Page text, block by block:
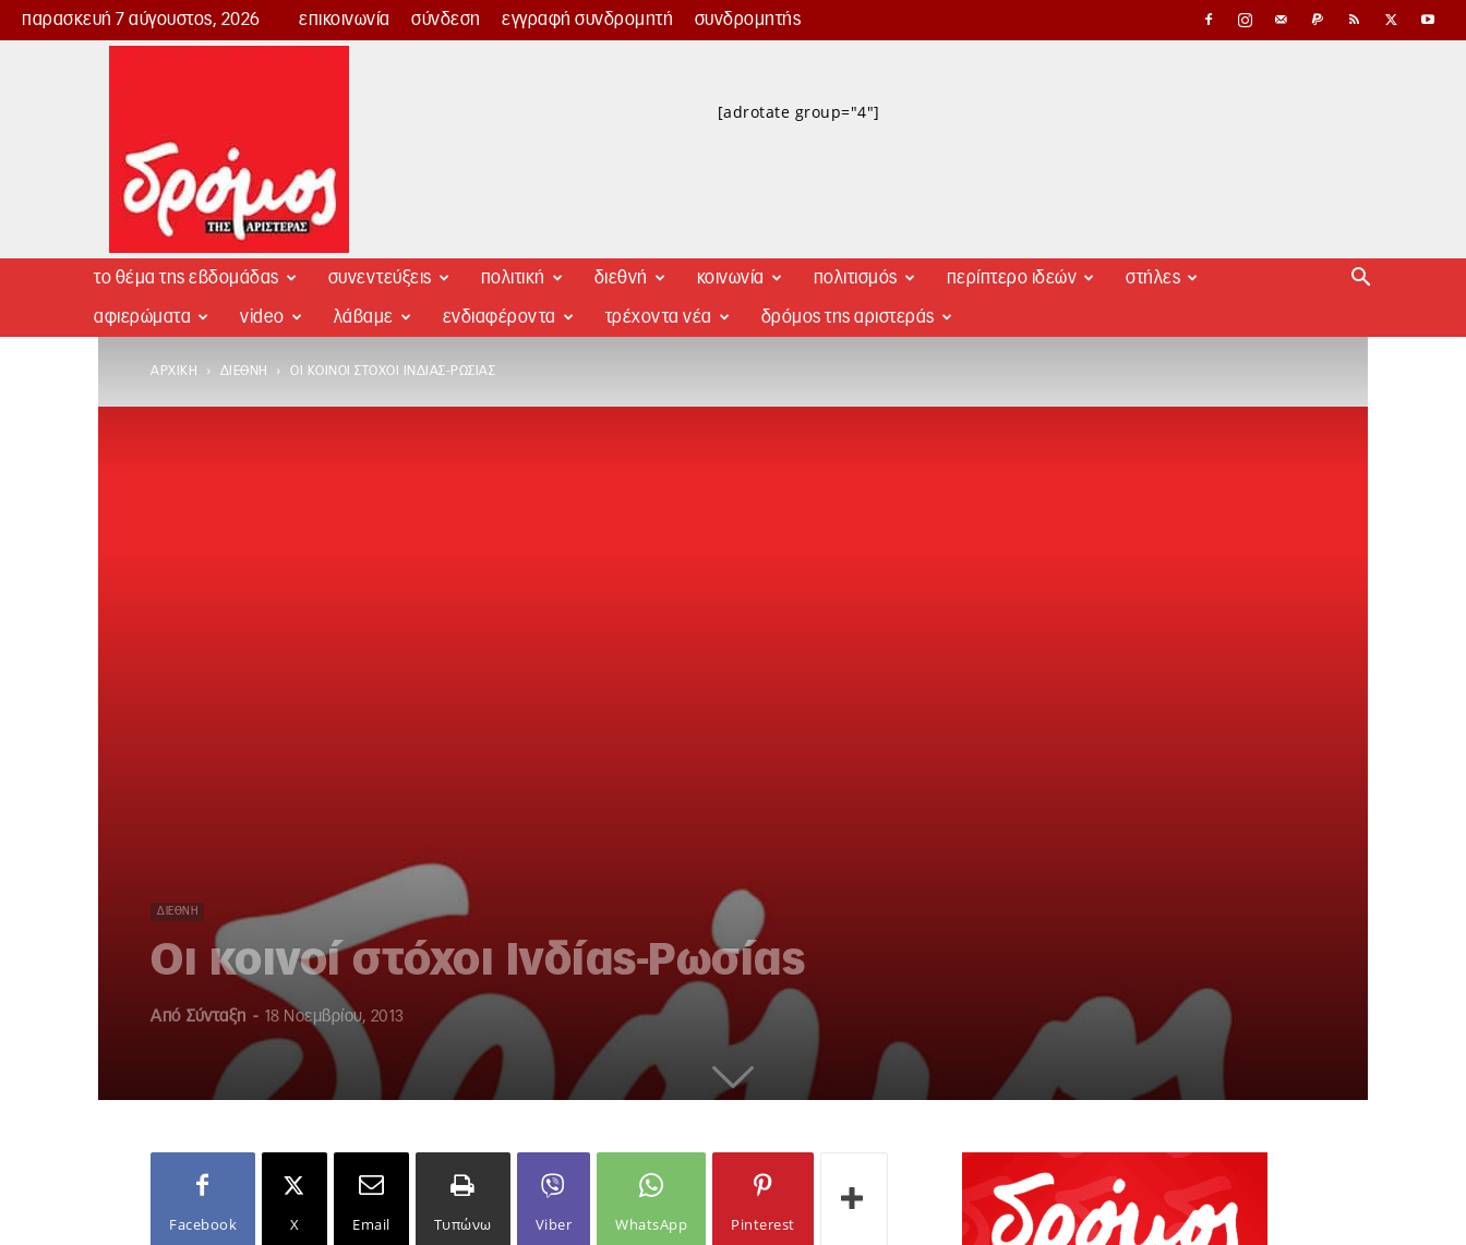
παρασκευή 7 αύγουστος, 2026 επικοινωνία σύνδεση εγγραφή συνδρομητή συνδρομητής
Δρόμος
[adrotate group="4"]
το θέμα της εβδομάδας συνεντεύξεις πολιτική διεθνή κοινωνία πολιτισμός περίπτερο ιδεών στήλες
αφιερώματα video λάβαμε ενδιαφέροντα τρέχοντα νέα δρόμος της αριστεράς
ΑΡΧΙΚΉ ΔΙΕΘΝΉ ΟΙ ΚΟΙΝΟΊ ΣΤΌΧΟΙ ΙΝΔΊΑΣ-ΡΩΣΊΑΣ
ΔΙΕΘΝΉ
Οι κοινοί στόχοι Ινδίας-Ρωσίας
Από Σύνταξη - 18 Νοεμβρίου, 2013
Facebook X Email Τυπώνω Viber WhatsApp Pinterest